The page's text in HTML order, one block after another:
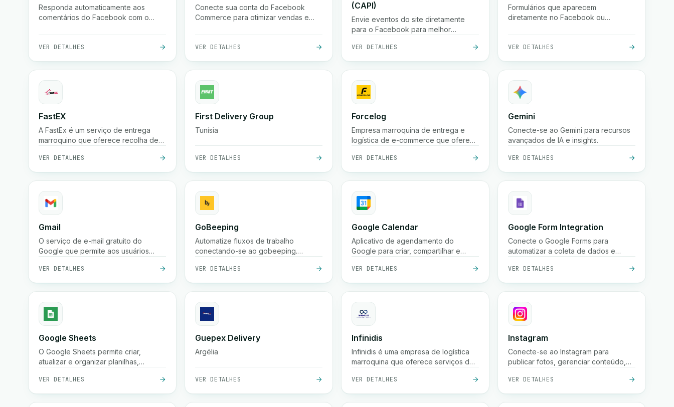
Responda automaticamente aos
comentários do Facebook com o
instantaneamente e aumentar as
conversões.
VER DETALHES
Conecte sua conta do Facebook
Commerce para otimizar vendas e
VER DETALHES
(CAPI)
Envie eventos do site diretamente
para o Facebook para melhor
Melhore o desempenho de anúncios
com a API de Conversões do
Facebook.
VER DETALHES
Formulários que aparecem
diretamente no Facebook ou
coletar esses leads instantaneamente.
VER DETALHES
FastEX
A FastEx é um serviço de entrega
marroquino que oferece recolha de
nacional, pagamento na entrega e
rastreio em tempo real para empresas
e lojas online.
VER DETALHES
First Delivery Group
Tunísia
VER DETALHES
Forcelog
Empresa marroquina de entrega e
logística de e-commerce que oferece
(frequentemente 24 horas nas
grandes cidades, 48 horas nas
cidades menores), recolha gratuita,
armazenamento, embalagem e
serviços de rastreamento em todo o
país.
VER DETALHES
Gemini
Conecte-se ao Gemini para recursos
avançados de IA e insights.
VER DETALHES
Gmail
O serviço de e-mail gratuito do
Google que permite aos usuários
mensagens de forma segura com
proteção poderosa contra spam,
pesquisa e integração com as
ferramentas do Google Workspace
VER DETALHES
GoBeeping
Automatize fluxos de trabalho
conectando-se ao gobeeping.
seus processos.
VER DETALHES
Google Calendar
Aplicativo de agendamento do
Google para criar, compartilhar e
reuniões em vários dispositivos.
VER DETALHES
Google Form Integration
Conecte o Google Forms para
automatizar a coleta de dados e
VER DETALHES
Google Sheets
O Google Sheets permite criar,
atualizar e organizar planilhas,
sincronizar informações em seus
fluxos de trabalho para melhor
colaboração e insights.
VER DETALHES
Guepex Delivery
Argélia
VER DETALHES
Infinidis
Infinidis é uma empresa de logística
marroquina que oferece serviços de
país, recolha, armazenamento e
cobrança na entrega, com opções de
envio rápido como entrega em 24
VER DETALHES
Instagram
Conecte-se ao Instagram para
publicar fotos, gerenciar conteúdo,
presença nas redes sociais usando a
API Graph do Instagram.
VER DETALHES